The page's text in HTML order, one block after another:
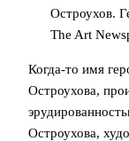
Остроухов.
The Art
Когда-то имя
Остроухова,
Остроухова,